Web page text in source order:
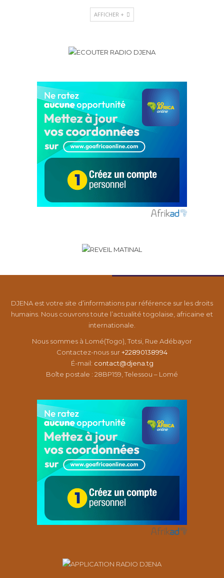
AFFICHER +
DJENA est votre site d’informations par référence sur les droits
humains. Nous couvrons toute l’actualité togolaise, africaine et
internationale.
Nous sommes à Lomé(Togo), Totsi, Rue Adébayor
Contactez-nous sur+22890138994
É-mail: contact@djena.tg
Boîte postale : 28BP159, Telessou – Lomé